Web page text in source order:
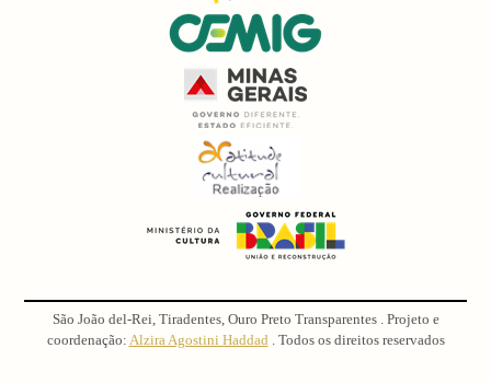
São João del-Rei, Tiradentes, Ouro Preto Transparentes . Projeto e
coordenação: Alzira Agostini Haddad . Todos os direitos reservados